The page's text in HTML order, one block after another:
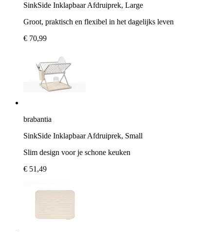
SinkSide Inklapbaar Afdruiprek, Large
Groot, praktisch en flexibel in het dagelijks leven
€ 70,99
brabantia
SinkSide Inklapbaar Afdruiprek, Small
Slim design voor je schone keuken
€ 51,49